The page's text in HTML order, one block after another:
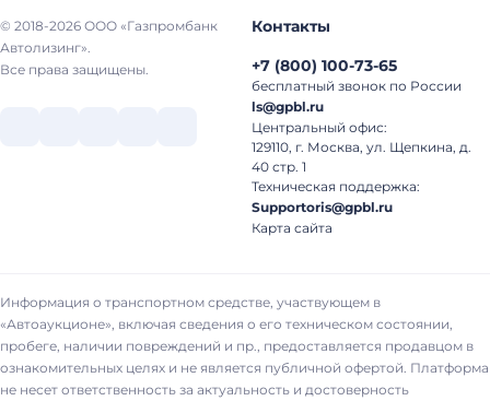
© 2018-2026 ООО «Газпромбанк
Автолизинг».
Все права защищены.
Контакты
+7 (800) 100-73-65
бесплатный звонок по России
ls@gpbl.ru
Центральный офис:
129110, г. Москва, ул. Щепкина, д.
40 стр. 1
Техническая поддержка:
Supportoris@gpbl.ru
Карта сайта
Информация о транспортном средстве, участвующем в
«Автоаукционе», включая сведения о его техническом состоянии,
пробеге, наличии повреждений и пр., предоставляется продавцом в
ознакомительных целях и не является публичной офертой. Платформа
не несет ответственность за актуальность и достоверность